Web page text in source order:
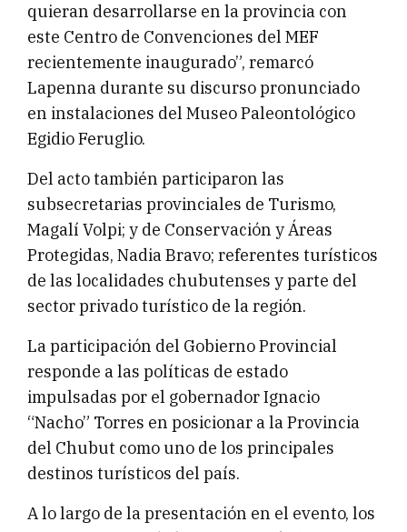
quieran desarrollarse en la provincia con
este Centro de Convenciones del MEF
recientemente inaugurado”, remarcó
Lapenna durante su discurso pronunciado
en instalaciones del Museo Paleontológico
Egidio Feruglio.
Del acto también participaron las
subsecretarias provinciales de Turismo,
Magalí Volpi; y de Conservación y Áreas
Protegidas, Nadia Bravo; referentes turísticos
de las localidades chubutenses y parte del
sector privado turístico de la región.
La participación del Gobierno Provincial
responde a las políticas de estado
impulsadas por el gobernador Ignacio
“Nacho” Torres en posicionar a la Provincia
del Chubut como uno de los principales
destinos turísticos del país.
A lo largo de la presentación en el evento, los